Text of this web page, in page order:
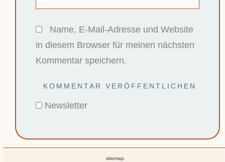
Name, E-Mail-Adresse und Website
in diesem Browser für meinen nächsten
Kommentar speichern.
Newsletter
sitemap